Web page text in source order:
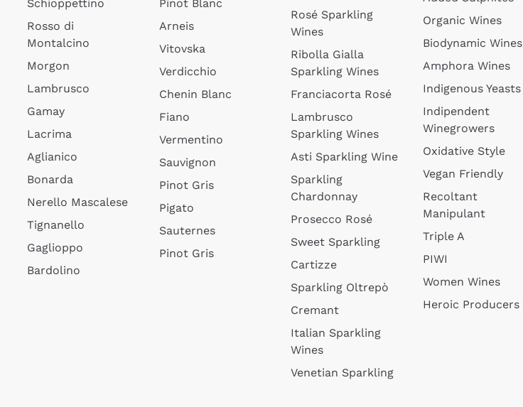
Schioppettino
Rosso di
Montalcino
Morgon
Lambrusco
Gamay
Lacrima
Aglianico
Bonarda
Nerello Mascalese
Tignanello
Gaglioppo
Bardolino
Pinot Blanc
Arneis
Vitovska
Verdicchio
Chenin Blanc
Fiano
Vermentino
Sauvignon
Pinot Gris
Pigato
Sauternes
Pinot Gris
Rosé Sparkling
Wines
Ribolla Gialla
Sparkling Wines
Franciacorta Rosé
Lambrusco
Sparkling Wines
Asti Sparkling Wine
Sparkling
Chardonnay
Prosecco Rosé
Sweet Sparkling
Cartizze
Sparkling Oltrepò
Cremant
Italian Sparkling
Wines
Venetian Sparkling
Organic Wines
Biodynamic Wines
Amphora Wines
Indigenous Yeasts
Indipendent
Winegrowers
Oxidative Style
Vegan Friendly
Recoltant
Manipulant
Triple A
PIWI
Women Wines
Heroic Producers